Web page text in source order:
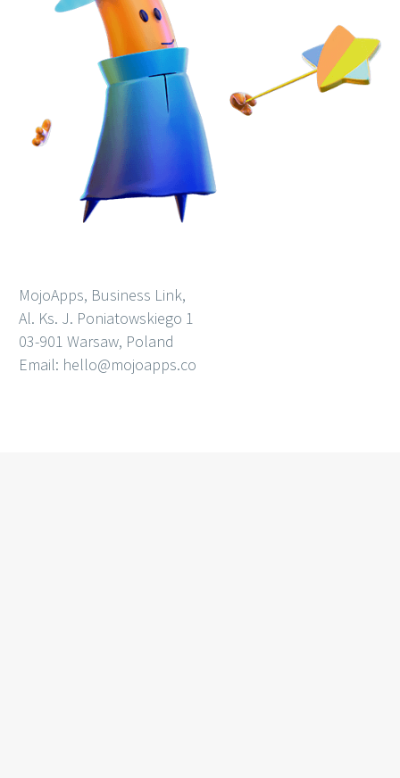
MojoApps, Business Link,
Al. Ks. J. Poniatowskiego 1
03-901 Warsaw, Poland
Email: hello@mojoapps.co